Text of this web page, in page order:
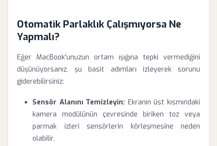
Otomatik Parlaklık Çalışmıyorsa Ne
Yapmalı?
Eğer MacBook'unuzun ortam ışığına tepki vermediğini
düşünüyorsanız, şu basit adımları izleyerek sorunu
giderebilirsiniz:
Sensör Alanını Temizleyin: Ekranın üst kısmındaki
kamera modülünün çevresinde biriken toz veya
parmak izleri sensörlerin körleşmesine neden
olabilir.